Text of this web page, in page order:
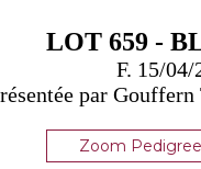
LOT 659 -
F. 15/04/
par
Zoom Pedigree